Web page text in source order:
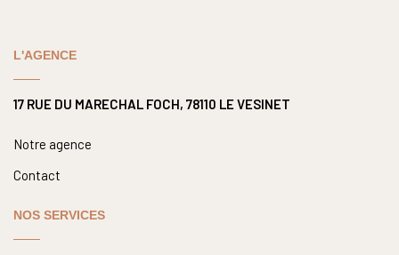
L'AGENCE
17 RUE DU MARECHAL FOCH, 78110 LE VESINET
Notre agence
Contact
NOS SERVICES